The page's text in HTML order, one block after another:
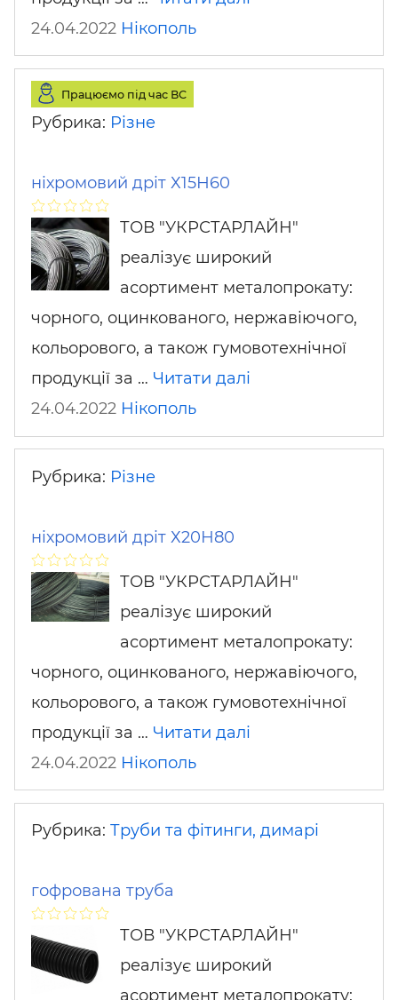
24.04.2022 Нікополь
Працюємо під час ВС
Рубрика: Різне
ніхромовий дріт Х15Н60
ТОВ "УКРСТАРЛАЙН"
реалізує широкий
асортимент металопрокату:
чорного, оцинкованого, нержавіючого,
кольорового, а також гумовотехнічної
продукції за … Читати далі
24.04.2022 Нікополь
Рубрика: Різне
ніхромовий дріт Х20Н80
ТОВ "УКРСТАРЛАЙН"
реалізує широкий
асортимент металопрокату:
чорного, оцинкованого, нержавіючого,
кольорового, а також гумовотехнічної
продукції за … Читати далі
24.04.2022 Нікополь
Рубрика: Труби та фітинги, димарі
гофрована труба
ТОВ "УКРСТАРЛАЙН"
реалізує широкий
асортимент металопрокату: